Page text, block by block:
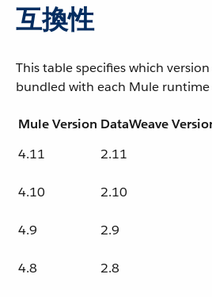
互換性
This table specifies which
bundled with each Mule runtime
Mule Version DataWeave
4.11
2.11
4.10 2.10
4.9 2.9
4.8 2.8